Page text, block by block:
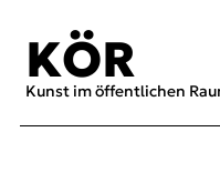
KÖR
Kunst im öffentlichen